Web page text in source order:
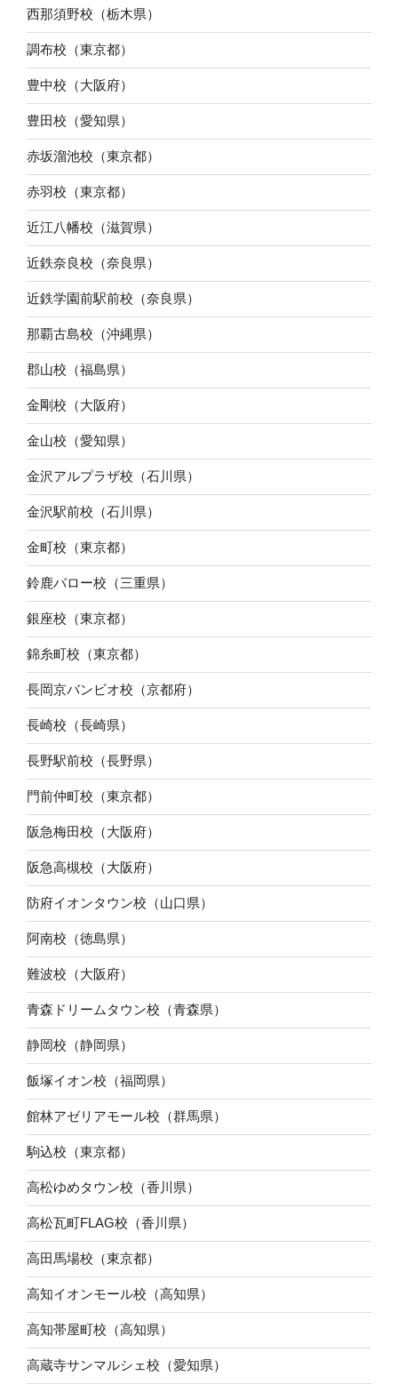
西那須野校（栃木県）
調布校（東京都）
豊中校（大阪府）
豊田校（愛知県）
赤坂溜池校（東京都）
赤羽校（東京都）
近江八幡校（滋賀県）
近鉄奈良校（奈良県）
近鉄学園前駅前校（奈良県）
那覇古島校（沖縄県）
郡山校（福島県）
金剛校（大阪府）
金山校（愛知県）
金沢アルプラザ校（石川県）
金沢駅前校（石川県）
金町校（東京都）
鈴鹿バロー校（三重県）
銀座校（東京都）
錦糸町校（東京都）
長岡京バンビオ校（京都府）
長崎校（長崎県）
長野駅前校（長野県）
門前仲町校（東京都）
阪急梅田校（大阪府）
阪急高槻校（大阪府）
防府イオンタウン校（山口県）
阿南校（徳島県）
難波校（大阪府）
青森ドリームタウン校（青森県）
静岡校（静岡県）
飯塚イオン校（福岡県）
館林アゼリアモール校（群馬県）
駒込校（東京都）
高松ゆめタウン校（香川県）
高松瓦町FLAG校（香川県）
高田馬場校（東京都）
高知イオンモール校（高知県）
高知帯屋町校（高知県）
高蔵寺サンマルシェ校（愛知県）